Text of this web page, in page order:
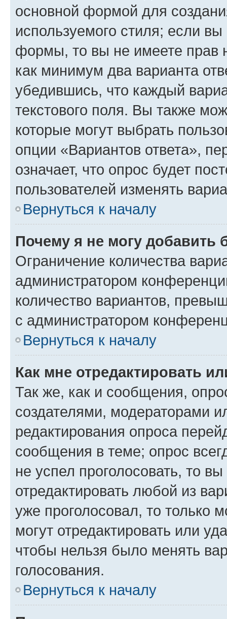
основной формой для
используемого стиля; если
формы, то вы не имеете прав
как минимум два варианта
убедившись, что каждый
текстового поля. Вы также
которые могут выбрать
опции «Вариантов ответа»,
означает, что опрос будет
пользователей изменять
Вернуться к началу
Почему я не могу добавить
Ограничение количества
администратором
количество вариантов,
с администратором
Вернуться к началу
Как мне отредактировать
Так же, как и сообщения,
создателями, модераторами
редактирования опроса
сообщения в теме; опрос
не успел проголосовать, то
отредактировать любой из
уже проголосовал, то только
могут отредактировать или
чтобы нельзя было менять
голосования.
Вернуться к началу